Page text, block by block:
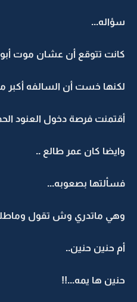
سؤاله...
كانت تتوقع أن عشان موت
لكنها خست أن السالفه أكبر
أقتمنت فرصة دخول العنود
وايضا كان عمر طالع ..
فسألتها بصعوبه...
وهي ماتدري وش تقول
أم حنين حنين..
حنين ها يمه...!!